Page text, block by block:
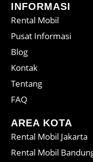
INFORMASI
Rental Mobil
Pusat Informasi
Blog
Kontak
Tentang
FAQ
AREA KOTA
Rental Mobil Jakarta
Rental Mobil